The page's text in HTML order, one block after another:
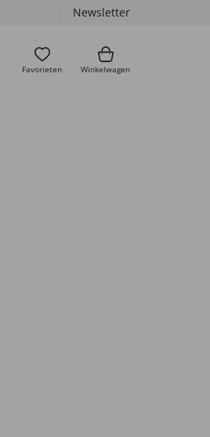
Newsletter
Favorieten Winkelwagen